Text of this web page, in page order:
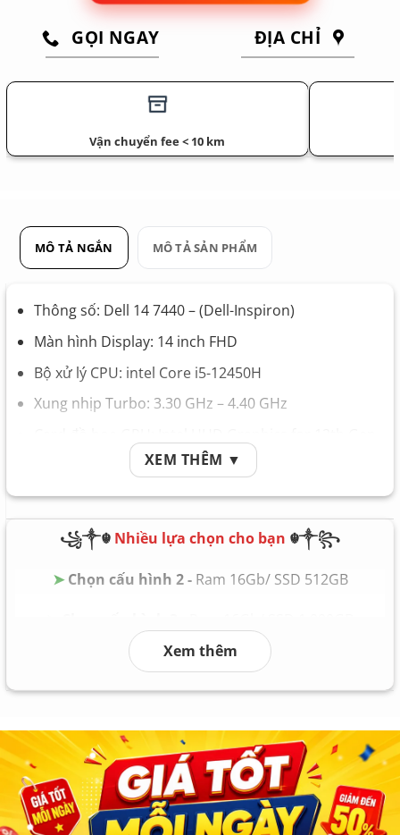
GỌI NGAY ĐỊA CHỈ
Vận chuyển fee < 10 km
MÔ TẢ NGẮN MÔ TẢ SẢN PHẨM
Thông số: Dell 14 7440 – (Dell-Inspiron)
Màn hình Display: 14 inch FHD
Bộ xử lý CPU: intel Core i5-12450H
Xung nhịp Turbo: 3.30 GHz – 4.40 GHz
Bộ nhớ Ram Memory: 16GB
Ổ cứng Hard Drive: SSD 512GB
Tình trạng: Laptop
mới 100%, bảo hành 24 tháng
XEM THÊM ▼
꧁༒☬ Nhiều lựa chọn cho bạn ☬༒꧂
➤Chọn cấu hình 2 - Ram 16Gb/ SSD 512GB
Chọn cấu hình 4 -Ram 32Gb/ SSD 2.000GB
➤ Chọn cấu hình 6 Ram 128Gb/ SSD 8.000GB
Xem thêm